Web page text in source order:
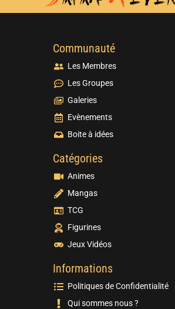
Communauté
Les Membres
Les Groupes
Galeries
Evènements
Boite à idées
Catégories
Animes
Mangas
TCG
Figurines
Jeux Vidéos
Informations
Politiques de Confidentialité
Qui sommes nous ?